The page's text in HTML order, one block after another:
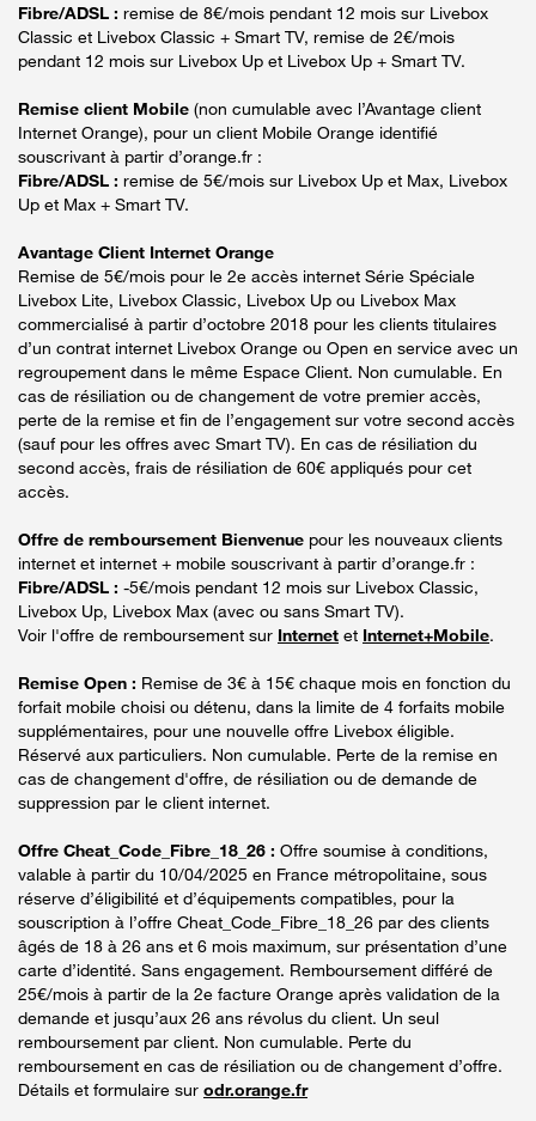
Fibre/ADSL : remise de 8€/mois pendant 12 mois sur Livebox
Classic et Livebox Classic + Smart TV, remise de 2€/mois
pendant 12 mois sur Livebox Up et Livebox Up + Smart TV.
Remise client Mobile (non cumulable avec l’Avantage client
Internet Orange), pour un client Mobile Orange identifié
souscrivant à partir d’orange.fr :
Fibre/ADSL : remise de 5€/mois sur Livebox Up et Max, Livebox
Up et Max + Smart TV.
Avantage Client Internet Orange
Remise de 5€/mois pour le 2e accès internet Série Spéciale
Livebox Lite, Livebox Classic, Livebox Up ou Livebox Max
commercialisé à partir d’octobre 2018 pour les clients titulaires
d’un contrat internet Livebox Orange ou Open en service avec un
regroupement dans le même Espace Client. Non cumulable. En
cas de résiliation ou de changement de votre premier accès,
perte de la remise et fin de l’engagement sur votre second accès
(sauf pour les offres avec Smart TV). En cas de résiliation du
second accès, frais de résiliation de 60€ appliqués pour cet
accès.
Offre de remboursement Bienvenue pour les nouveaux clients
internet et internet + mobile souscrivant à partir d’orange.fr :
Fibre/ADSL : -5€/mois pendant 12 mois sur Livebox Classic,
Livebox Up, Livebox Max (avec ou sans Smart TV).
Voir l'offre de remboursement sur Internet et Internet+Mobile.
Remise Open : Remise de 3€ à 15€ chaque mois en fonction du
forfait mobile choisi ou détenu, dans la limite de 4 forfaits mobile
supplémentaires, pour une nouvelle offre Livebox éligible.
Réservé aux particuliers. Non cumulable. Perte de la remise en
cas de changement d'offre, de résiliation ou de demande de
suppression par le client internet.
Offre Cheat_Code_Fibre_18_26 : Offre soumise à conditions,
valable à partir du 10/04/2025 en France métropolitaine, sous
réserve d’éligibilité et d’équipements compatibles, pour la
souscription à l’offre Cheat_Code_Fibre_18_26 par des clients
âgés de 18 à 26 ans et 6 mois maximum, sur présentation d’une
carte d’identité. Sans engagement. Remboursement différé de
25€/mois à partir de la 2e facture Orange après validation de la
demande et jusqu’aux 26 ans révolus du client. Un seul
remboursement par client. Non cumulable. Perte du
remboursement en cas de résiliation ou de changement d’offre.
Détails et formulaire sur odr.orange.fr